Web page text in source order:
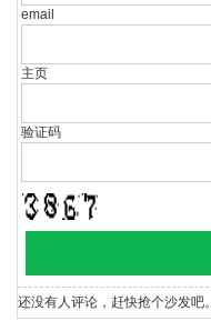
email
主页
验证码
还没有人评论，赶快抢个沙发吧。